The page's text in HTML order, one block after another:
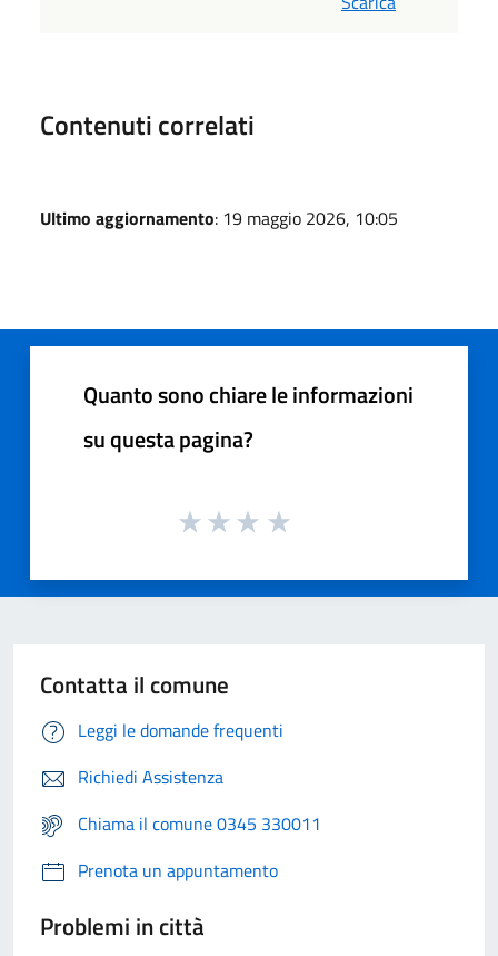
Contenuti correlati
Ultimo aggiornamento: 19 maggio 2026, 10:05
Quanto sono chiare le informazioni
su questa pagina?
Contatta il comune
Leggi le domande frequenti
Richiedi Assistenza
Chiama il comune 0345 330011
Prenota un appuntamento
Problemi in città